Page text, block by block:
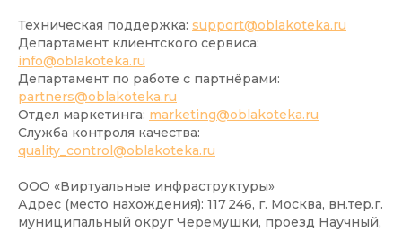
Техническая поддержка: support@oblakoteka.ru
Департамент клиентского сервиса:
info@oblakoteka.ru
Департамент по работе с партнёрами:
partners@oblakoteka.ru
Отдел маркетинга: marketing@oblakoteka.ru
Служба контроля качества:
quality_control@oblakoteka.ru
ООО «Виртуальные инфраструктуры»
Адрес (место нахождения): 117 246, г. Москва, вн.тер.г.
муниципальный округ Черемушки, проезд Научный,